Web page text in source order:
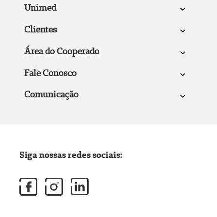
Unimed
Clientes
Área do Cooperado
Fale Conosco
Comunicação
Siga nossas redes sociais: